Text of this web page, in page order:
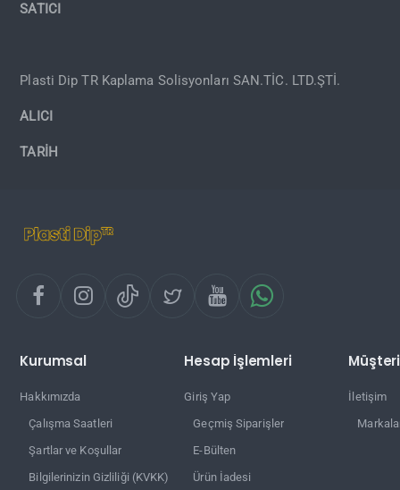
SATICI
Plasti Dip TR Kaplama Solisyonları SAN.TİC. LTD.ŞTİ.
ALICI
TARİH
Kurumsal
Hakkımızda
Çalışma Saatleri
Şartlar ve Koşullar
Bilgilerinizin Gizliliği (KVKK)
Hesap İşlemleri
Giriş Yap
Geçmiş Siparişler
E-Bülten
Ürün İadesi
İletişim